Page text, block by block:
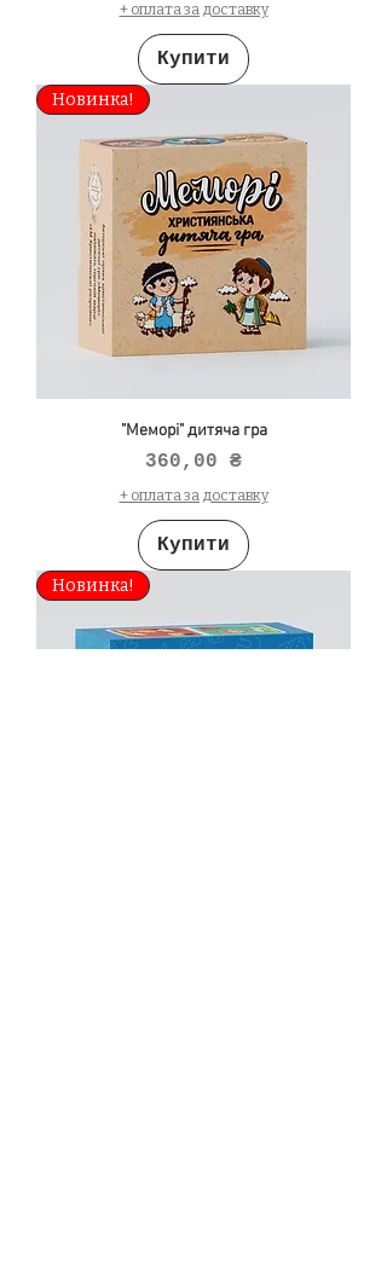
+ оплата за доставку
Купити
Новинка!
"Меморі" дитяча гра
Ціна
360,00 ₴
+ оплата за доставку
Купити
Новинка!